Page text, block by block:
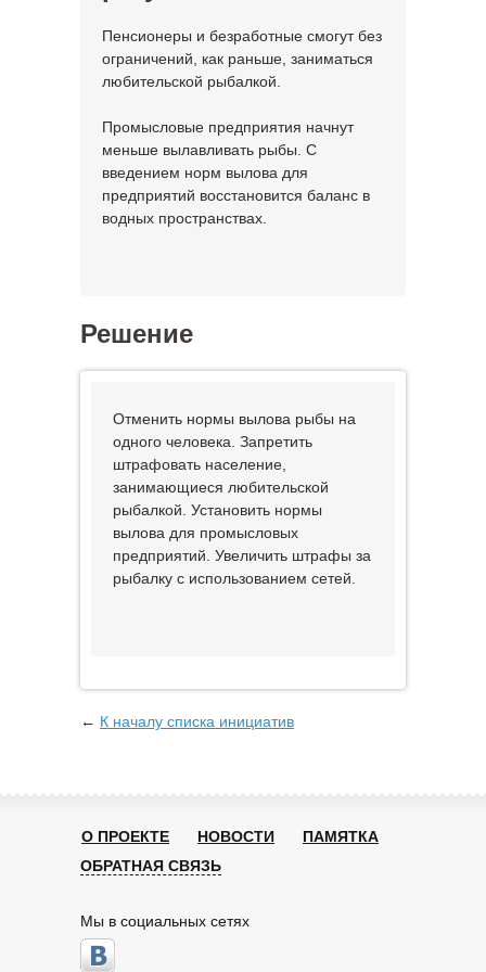
Пенсионеры и безработные смогут без
ограничений, как раньше, заниматься
любительской рыбалкой.
Промысловые предприятия начнут
меньше вылавливать рыбы. С
введением норм вылова для
предприятий восстановится баланс в
водных пространствах.
Решение
Отменить нормы вылова рыбы на
одного человека. Запретить
штрафовать население,
занимающиеся любительской
рыбалкой. Установить нормы
вылова для промысловых
предприятий. Увеличить штрафы за
рыбалку с использованием сетей.
← К началу списка инициатив
О ПРОЕКТЕ НОВОСТИ
ПАМЯТКА
ОБРАТНАЯ СВЯЗЬ
Мы в социальных сетях